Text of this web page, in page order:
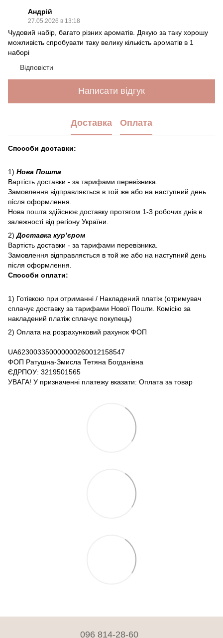
Андрій
27.05.2026 в 13:18
Чудовий набір, багато різних ароматів. Дякую за таку хорошу
можливість спробувати таку велику кількість ароматів в 1
наборі
Відповісти
Написати відгук
Доставка Оплата
Способи доставки:
1) Нова Пошта
Вартість доставки - за тарифами перевізника.
Замовлення відправляється в той же або на наступний день
після оформлення.
Нова пошта здійснює доставку протягом 1-3 робочих днів в
залежності від регіону України.
2)Доставка курʼєром
Вартість доставки - за тарифами перевізника.
Замовлення відправляється в той же або на наступний день
після оформлення.
Способи оплати:
1) Готівкою при отриманні / Накладений платіж (отримувач
сплачує доставку за тарифами Нової Пошти. Комісію за
накладений платіж сплачує покупець)
2) Оплата на розрахунковий рахунок ФОП
UA623003350000000260012158547
ФОП Ратушна-Змисла Тетяна Богданівна
ЄДРПОУ: 3219501565
УВАГА! У призначенні платежу вказати: Оплата за товар
096 814-28-60